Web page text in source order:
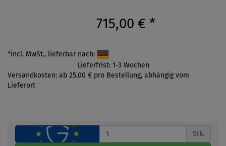
715,00 € *
*incl. MwSt., lieferbar nach:
Lieferfrist: 1-3 Wochen
Versandkosten: ab 25,00 € pro Bestellung, abhängig vom
Lieferort
Stk.